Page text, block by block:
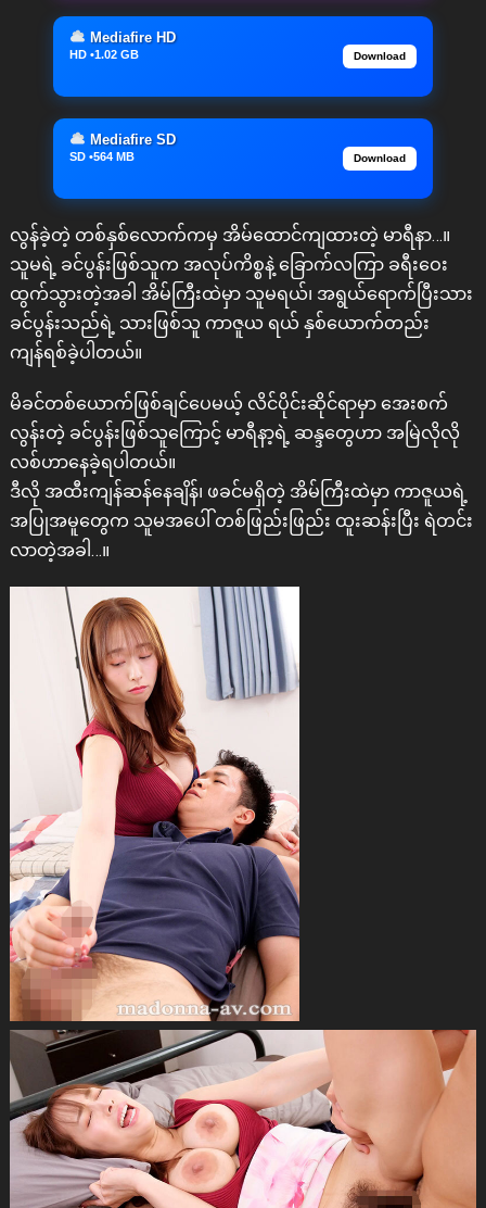
Mediafire HD
HD •1.02 GB Download
Mediafire SD
SD •564 MB Download
လွန်ခဲ့တဲ့ တစ်နှစ်လောက်ကမှ အိမ်ထောင်ကျထားတဲ့ မာရီနာ…။
သူမရဲ့ ခင်ပွန်းဖြစ်သူက အလုပ်ကိစ္စနဲ့ ခြောက်လကြာ ခရီးဝေး
ထွက်သွားတဲ့အခါ အိမ်ကြီးထဲမှာ သူမရယ်၊ အရွယ်ရောက်ပြီးသား
ခင်ပွန်းသည်ရဲ့ သားဖြစ်သူ ကာဇူယ ရယ် နှစ်ယောက်တည်း
ကျန်ရစ်ခဲ့ပါတယ်။
မိခင်တစ်ယောက်ဖြစ်ချင်ပေမယ့် လိင်ပိုင်းဆိုင်ရာမှာ အေးစက်
လွန်းတဲ့ ခင်ပွန်းဖြစ်သူကြောင့် မာရီနာ့ရဲ့ ဆန္ဒတွေဟာ အမြဲလိုလို
လစ်ဟာနေခဲ့ရပါတယ်။
ဒီလို အထီးကျန်ဆန်နေချိန်၊ ဖခင်မရှိတဲ့ အိမ်ကြီးထဲမှာ ကာဇူယရဲ့
အပြုအမူတွေက သူမအပေါ် တစ်ဖြည်းဖြည်း ထူးဆန်းပြီး ရဲတင်း
လာတဲ့အခါ…။